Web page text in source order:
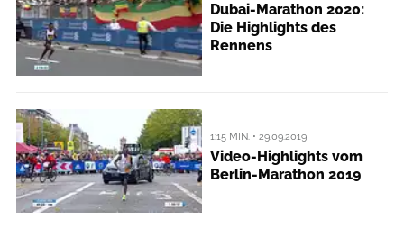
Dubai-Marathon 2020:
Die Highlights des
Rennens
1:15 MIN. • 29.09.2019
Video-Highlights vom
Berlin-Marathon 2019